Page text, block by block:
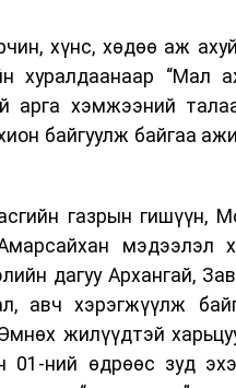
хүнс, хөдөө аж
хуралдаанаар “Мал
арга хэмжээний
байгуулж байгаа
газрын гишүүн,
мэдээлэл
дагуу Архангай,
авч хэрэгжүүлж
жилүүдтэй
01-ний өдрөөс зуд